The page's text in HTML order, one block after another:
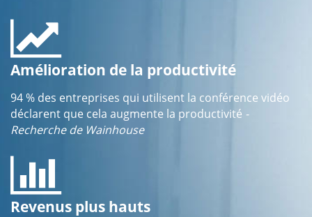
Amélioration de la productivité
94 % des entreprises qui utilisent la conférence vidéo
déclarent que cela augmente la productivité -
Recherche de Wainhouse
Revenus plus hauts